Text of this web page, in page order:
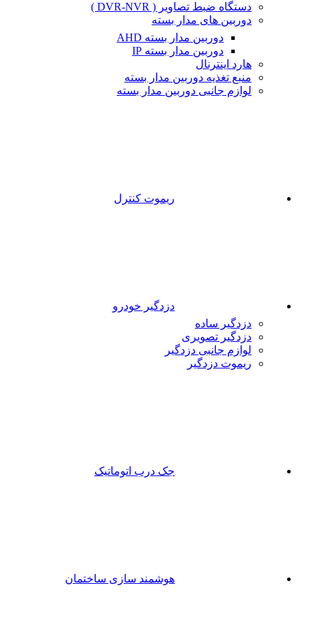
دستگاه ضبط تصاویر ( DVR-NVR )
دوربین های مدار بسته
دوربین مدار بسته AHD
دوربین مدار بسته IP
هارد اینترنال
منبع تغذیه دوربین مدار بسته
لوازم جانبی دوربین مدار بسته
ریموت کنترل
دزدگیر خودرو
دزدگیر ساده
دزدگیر تصویری
لوازم جانبی دزدگیر
ریموت دزدگیر
جک درب اتوماتیک
هوشمند سازی ساختمان